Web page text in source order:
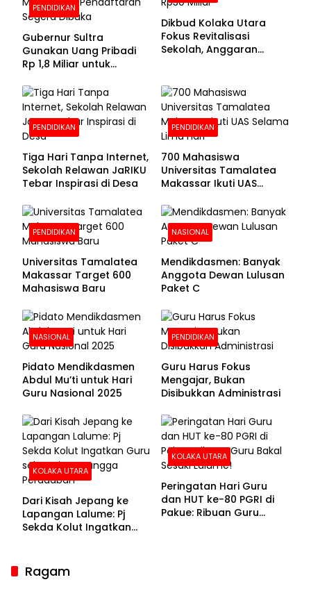
PENDIDIKAN
Gubernur Sultra
Gunakan Uang Pribadi
Rp 1,8 Miliar untuk
Pendaftaran Segera
Dibuka
Dikbud Kolaka Utara
Fokus Revitalisasi
Sekolah, Anggaran
PENDIDIKAN
Tiga Hari Tanpa Internet,
Sekolah Relawan JaRIKU
Tebar Inspirasi di Desa
PENDIDIKAN
700 Mahasiswa
Universitas Tamalatea
Makassar Ikuti UAS
PENDIDIKAN
Universitas Tamalatea
Makassar Target 600
Mahasiswa Baru
NASIONAL
Mendikdasmen: Banyak
Anggota Dewan Lulusan
Paket C
NASIONAL
Pidato Mendikdasmen
Abdul Mu’ti untuk Hari
Guru Nasional 2025
PENDIDIKAN
Guru Harus Fokus
Mengajar, Bukan
Disibukkan Administrasi
KOLAKA UTARA
Dari Kisah Jepang ke
Lapangan Lalume: Pj
Sekda Kolut Ingatkan
KOLAKA UTARA
Peringatan Hari Guru
dan HUT ke-80 PGRI di
Pakue: Ribuan Guru
Ragam
Sekda Kolaka Utara Hadiri RUPSLB BPR Bahteramas,